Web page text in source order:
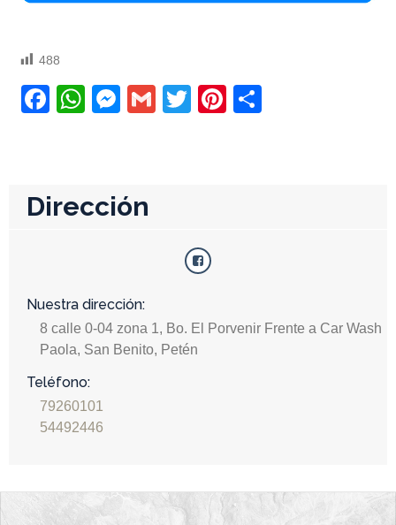
488
Facebook
WhatsApp
Messenger
GmailTwitterPinterest
Dirección
Nuestra dirección:
8 calle 0-04 zona 1, Bo. El Porvenir Frente a Car Wash
Paola, San Benito, Petén
Teléfono:
79260101
54492446